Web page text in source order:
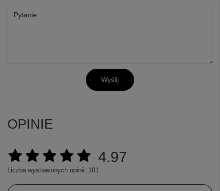
Pytanie
Wyślij
OPINIE
4.97
Liczba wystawionych opinii: 101